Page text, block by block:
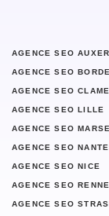
AGENCE SEO
AGENCE SEO
AGENCE SEO
AGENCE SEO LILLE
AGENCE SEO
AGENCE SEO
AGENCE SEO NICE
AGENCE SEO
AGENCE SEO